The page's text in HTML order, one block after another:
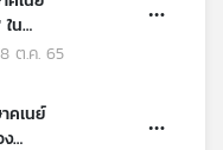
ต.ค. 65
คเนย์